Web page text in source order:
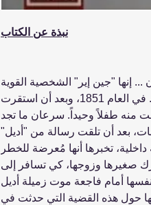
نبذة عن الكتاب
إنها "جين إير" الشخصية القوية
والذكية، تعود مرة أخرى في تحديات جديدة. في العام 1851، وبعد أن استقرت
منه طفلاً وحيداً. سرعان ما تجد
بعد أن تلقت رسالة من "أديل"
تخبرها أنها مُعرضة للخطر
صغيرها وزوجها، كي تسافر إلى
أمام فاجعة موت زميلة أديل
حول هذه القضية التي حدثت في